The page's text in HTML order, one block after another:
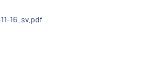
16_sv.pdf